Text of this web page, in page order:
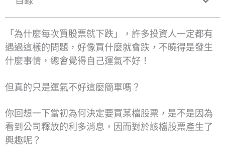
「為什麼每次買股票就下跌」，許多投資人一定都有
遇過這樣的問題，好像買什麼就會跌，不曉得是發生
什麼事情，總會覺得自己運氣不好！
但真的只是運氣不好這麼簡單嗎？
你回想一下當初為何決定要買某檔股票，是不是因為
看到公司釋放的利多消息，因而對於該檔股票產生了
興趣呢？